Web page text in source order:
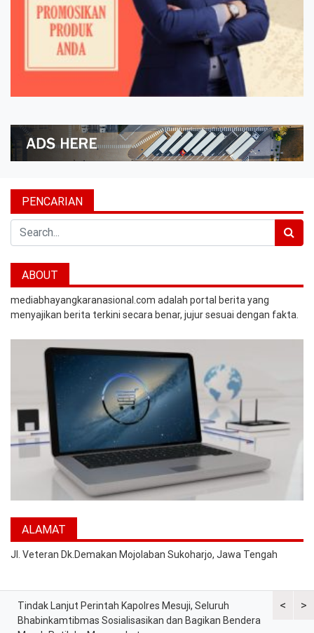
PENCARIAN
Search
ABOUT
mediabhayangkaranasional.com adalah portal berita yang
menyajikan berita terkini secara benar, jujur sesuai dengan fakta.
ALAMAT
Jl. Veteran Dk.Demakan Mojolaban Sukoharjo, Jawa Tengah
<
Tindak Lanjut Perintah Kapolres Mesuji, Seluruh
Bhabinkamtibmas Sosialisasikan dan Bagikan Bendera
Sat
>